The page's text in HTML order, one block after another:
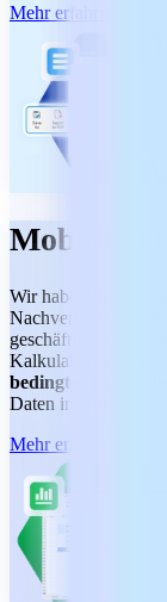
Mehr erfahren
MobiSheets
Wir haben die
Nachverfolgung
geschäftlichen
Kalkulationstabellen
bedingter
Daten in
Mehr erfahren